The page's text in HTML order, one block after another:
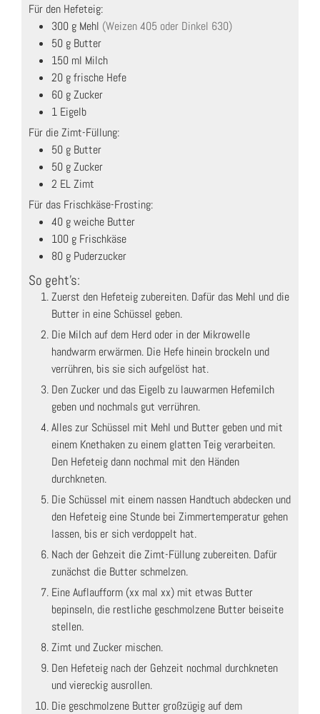
Für den Hefeteig:
300 g Mehl (Weizen 405 oder Dinkel 630)
50 g Butter
150 ml Milch
20 gfrische Hefe
60 gZucker
1 Eigelb
Für die Zimt-Füllung:
50 g Butter
50 gZucker
2 ELZimt
Für das Frischkäse-Frosting:
40 gweiche Butter
100 g Frischkäse
80 g Puderzucker
So geht's:
Zuerst den Hefeteig zubereiten. Dafür das Mehl und die
Butter in eine Schüssel geben.
Die Milch auf dem Herd oder in der Mikrowelle
handwarm erwärmen. Die Hefe hinein brockeln und
verrühren, bis sie sich aufgelöst hat.
Den Zucker und das Eigelb zu lauwarmen Hefemilch
geben und nochmals gut verrühren.
Alles zur Schüssel mit Mehl und Butter geben und mit
einem Knethaken zu einem glatten Teig verarbeiten.
Den Hefeteig dann nochmal mit den Händen
durchkneten.
Die Schüssel mit einem nassen Handtuch abdecken und
den Hefeteig eine Stunde bei Zimmertemperatur gehen
lassen, bis er sich verdoppelt hat.
Nach der Gehzeit die Zimt-Füllung zubereiten. Dafür
zunächst die Butter schmelzen.
Eine Auflaufform (xx mal xx) mit etwas Butter
bepinseln, die restliche geschmolzene Butter beiseite
stellen.
Zimt und Zucker mischen.
Den Hefeteig nach der Gehzeit nochmal durchkneten
und viereckig ausrollen.
Die geschmolzene Butter großzügig auf dem